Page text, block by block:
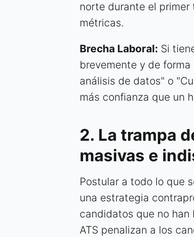
norte durante el
métricas.
Brecha Laboral: Si
brevemente y de
análisis de datos" o
más confianza que un
2. La trampa
masivas e
Postular a todo lo que
una estrategia
candidatos que no han
ATS penalizan a los